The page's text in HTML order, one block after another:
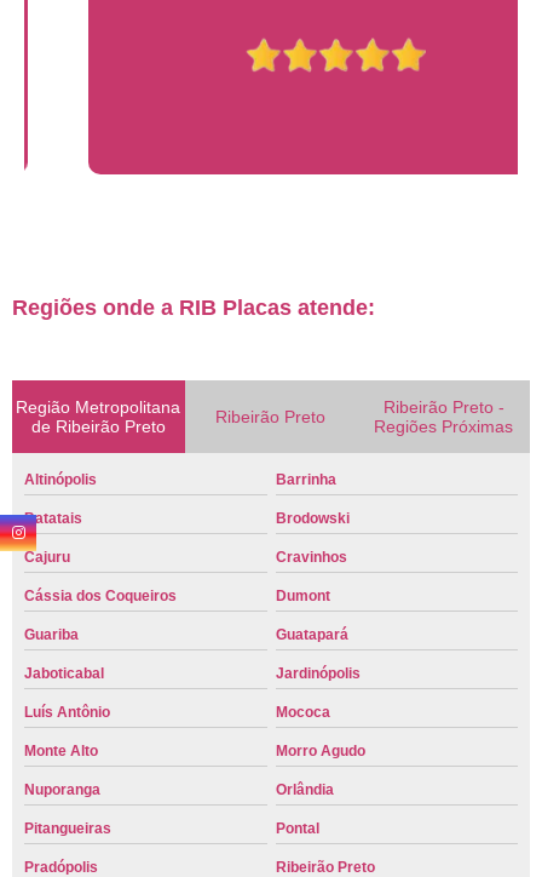
Regiões onde a RIB Placas atende:
Região Metropolitana
de Ribeirão Preto
Ribeirão Preto
Ribeirão Preto -
Regiões Próximas
Altinópolis Barrinha
Batatais Brodowski
Cajuru Cravinhos
Cássia dos Coqueiros Dumont
Guariba Guatapará
Jaboticabal Jardinópolis
Luís Antônio Mococa
Monte Alto Morro Agudo
Nuporanga Orlândia
Pitangueiras Pontal
Pradópolis Ribeirão Preto